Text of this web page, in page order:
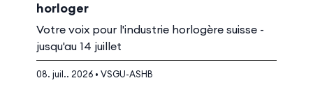
horloger
Votre voix pour l'industrie horlogère suisse -
jusqu'au 14 juillet
08. juil.. 2026 • VSGU-ASHB